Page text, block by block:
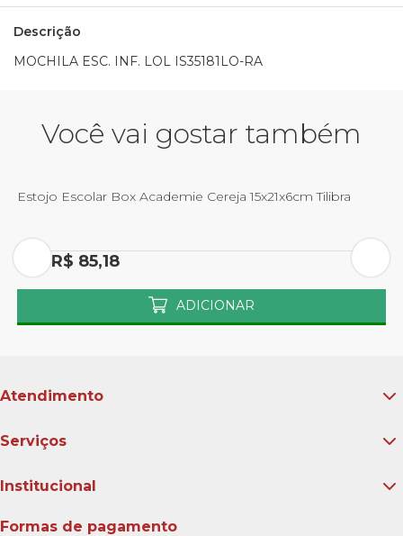
Descrição
MOCHILA ESC. INF. LOL IS35181LO-RA
Você vai gostar também
Estojo Escolar Box Academie Cereja 15x21x6cm Tilibra
Por R$ 85,18
ADICIONAR
Atendimento
Serviços
Institucional
Formas de pagamento